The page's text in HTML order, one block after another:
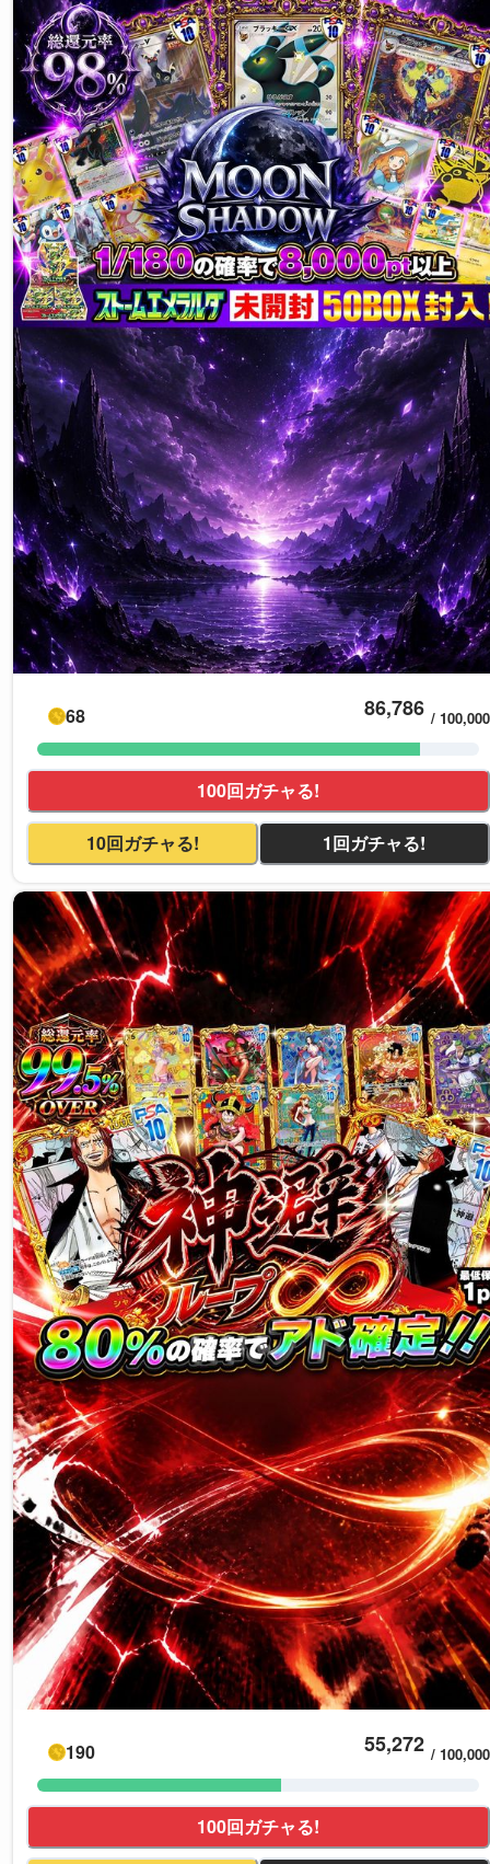
68 86,786 / 100,000
100回ガチャる!
10回ガチャる! 1回ガチャる!
190 55,272 / 100,000
100回ガチャる!